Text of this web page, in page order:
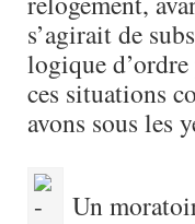
s’agirait de
logique
ces situations
avons sous les
Un